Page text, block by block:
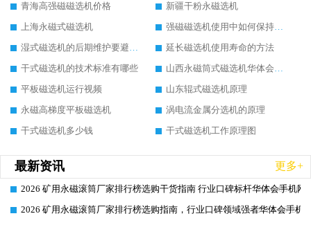
青海高强磁磁选机价格
新疆干粉永磁选机
上海永磁式磁选机
强磁磁选机使用中如何保持其顺畅运行
湿式磁选机的后期维护要避开哪些坑
延长磁选机使用寿命的方法
干式磁选机的技术标准有哪些
山西永磁筒式磁选机华体会手机网页版-华体会(中国)
平板磁选机运行视频
山东辊式磁选机原理
永磁高梯度平板磁选机
涡电流金属分选机的原理
干式磁选机多少钱
干式磁选机工作原理图
最新资讯 更多+
2026-06-26
2026 矿用永磁滚筒厂家排行榜选购干货指南 行业口碑标杆华体会手机网
2026-06-26
2026 矿用永磁滚筒厂家排行榜选购指南，行业口碑领域强者华体会手机